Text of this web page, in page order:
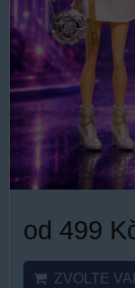
od 499
ZVOLTE